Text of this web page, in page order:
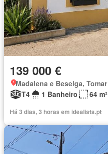
139 000 €
Madalena e Beselga, Tomar
T4
1 Banheiro 64 m²
Há 3 dias, 3 horas em idealista.pt